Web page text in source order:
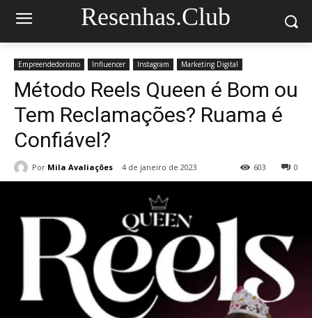
Resenhas.Club
Empreendedorismo Influencer Instagram Marketing Digital
Método Reels Queen é Bom ou
Tem Reclamações? Ruama é
Confiável?
Por Mila Avaliações 4 de janeiro de 2023 0
603